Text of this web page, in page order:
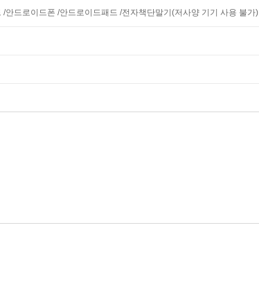
드로이드폰 /안드로이드패드 /전자책단말기(저사양 기기 사용 불가)